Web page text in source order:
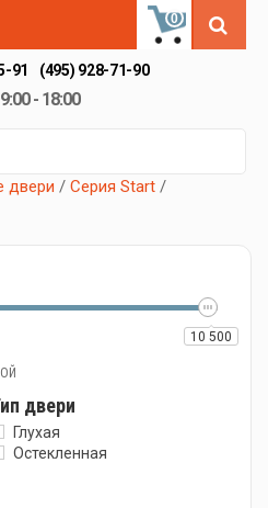
0
91 (495) 928-71-90
9:00 - 18:00
двери / Серия Start /
10 500
двери
Глухая
Остекленная